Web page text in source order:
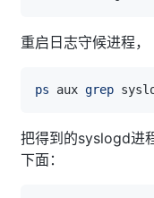
重启日志守候进程，
ps aux grep
把得到的syslogd进
下面：